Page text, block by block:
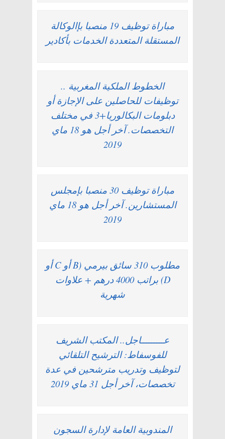
مباراة توظيف 19 منصبا بإالوكالة
المستقلة المتعددة الخدمات بأكادير
الخطوط الملكية المغربية ..
توظيفات للحاصلين على الإجازة أو
دبلومات البكالوريا+3 في مختلف
التخصصات. آخر أجل هو 18 ماي
2019
مباراة توظيف 30 منصبا بإمجلس
المستشارين. آخر أجل هو 18 ماي
2019
مطلوب 310 سائق بيرمي (B أو C أو
D) براتب 4000 درهم + علاوات
شهرية
عـــــــــاجل.. المكتب الشريف
للفوسفاط: الترشيح التلقائي
لتوظيف وتدريب مترشحين في عدة
تخصصات، آخر أجل 31 ماي 2019
المندوبية العامة لإدارة السجون